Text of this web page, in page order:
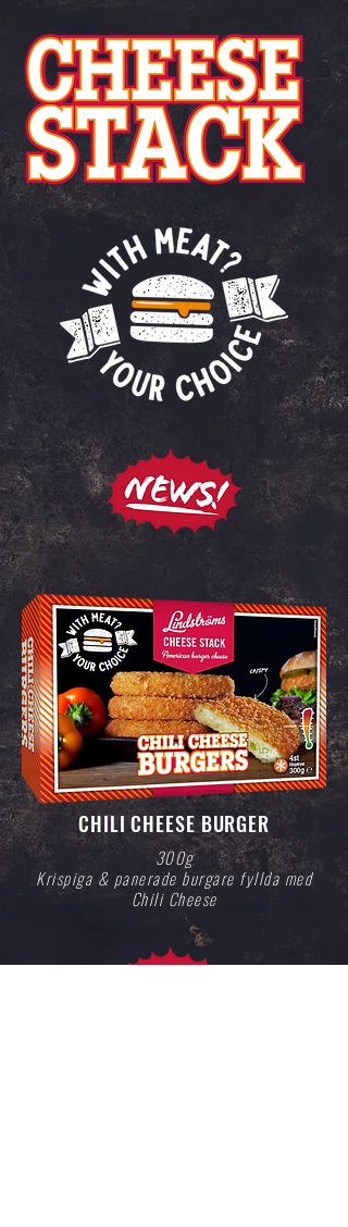
CHILI CHEESE BURGER
300g
Krispiga & panerade burgare fyllda med
Chili Cheese